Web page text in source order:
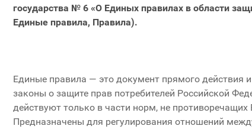
государства № 6 «О Единых правилах в области
Единые правила, Правила).
Единые правила — это документ прямого действия
законы о защите прав потребителей Российской
действуют только в части норм, не
Предназначены для регулирования отношений